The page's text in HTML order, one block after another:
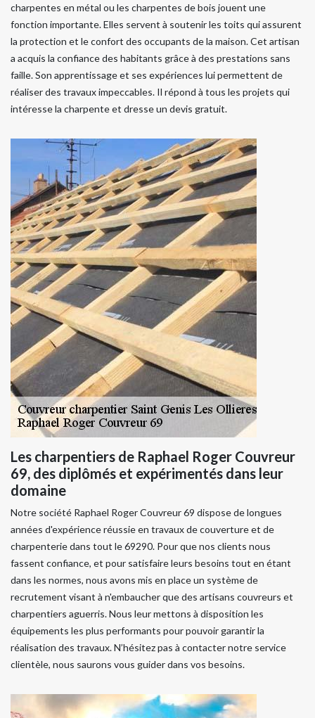
charpentes en métal ou les charpentes de bois jouent une
fonction importante. Elles servent à soutenir les toits qui assurent
la protection et le confort des occupants de la maison. Cet artisan
a acquis la confiance des habitants grâce à des prestations sans
faille. Son apprentissage et ses expériences lui permettent de
réaliser des travaux impeccables. Il répond à tous les projets qui
intéresse la charpente et dresse un devis gratuit.
Les charpentiers de Raphael Roger Couvreur
69, des diplômés et expérimentés dans leur
domaine
Notre société Raphael Roger Couvreur 69 dispose de longues
années d'expérience réussie en travaux de couverture et de
charpenterie dans tout le 69290. Pour que nos clients nous
fassent confiance, et pour satisfaire leurs besoins tout en étant
dans les normes, nous avons mis en place un système de
recrutement visant à n'embaucher que des artisans couvreurs et
charpentiers aguerris. Nous leur mettons à disposition les
équipements les plus performants pour pouvoir garantir la
réalisation des travaux. N’hésitez pas à contacter notre service
clientèle, nous saurons vous guider dans vos besoins.